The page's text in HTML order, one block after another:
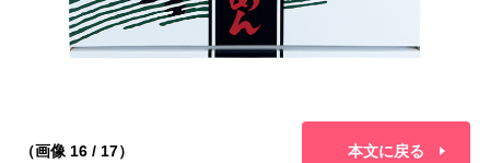
（画像 16 / 17） 本文に戻る